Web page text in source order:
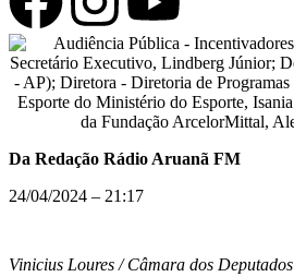
Da Redação Rádio Aruanã FM
24/04/2024 – 21:17
Vinicius Loures / Câmara dos Deputados